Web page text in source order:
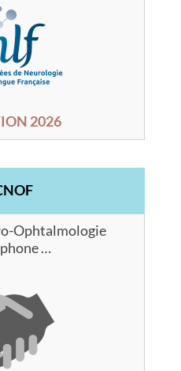
2026
Ophtalmologie
…